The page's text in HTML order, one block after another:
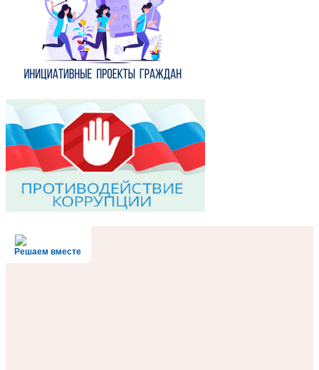
Решаем вместе